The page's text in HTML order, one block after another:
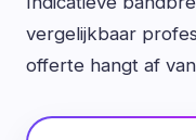
vergelijkbaar
offerte hangt af